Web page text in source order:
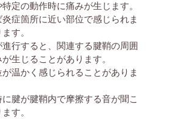
定の動作時に痛みが生じます。
症箇所に近い部位で感じられま
す。
行すると、関連する腱鞘の周囲
生じることがあります。
温かく感じられることがありま
腱が腱鞘内で摩擦する音が聞こ
す。